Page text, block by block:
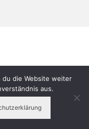
du die Website weiter
aus.